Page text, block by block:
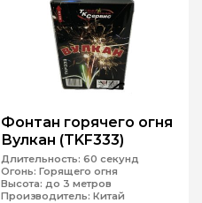
Фонтан горячего огня
Вулкан (TKF333)
Длительность: 60 секунд
Огонь: Горящего огня
Высота: до 3 метров
Производитель: Китай